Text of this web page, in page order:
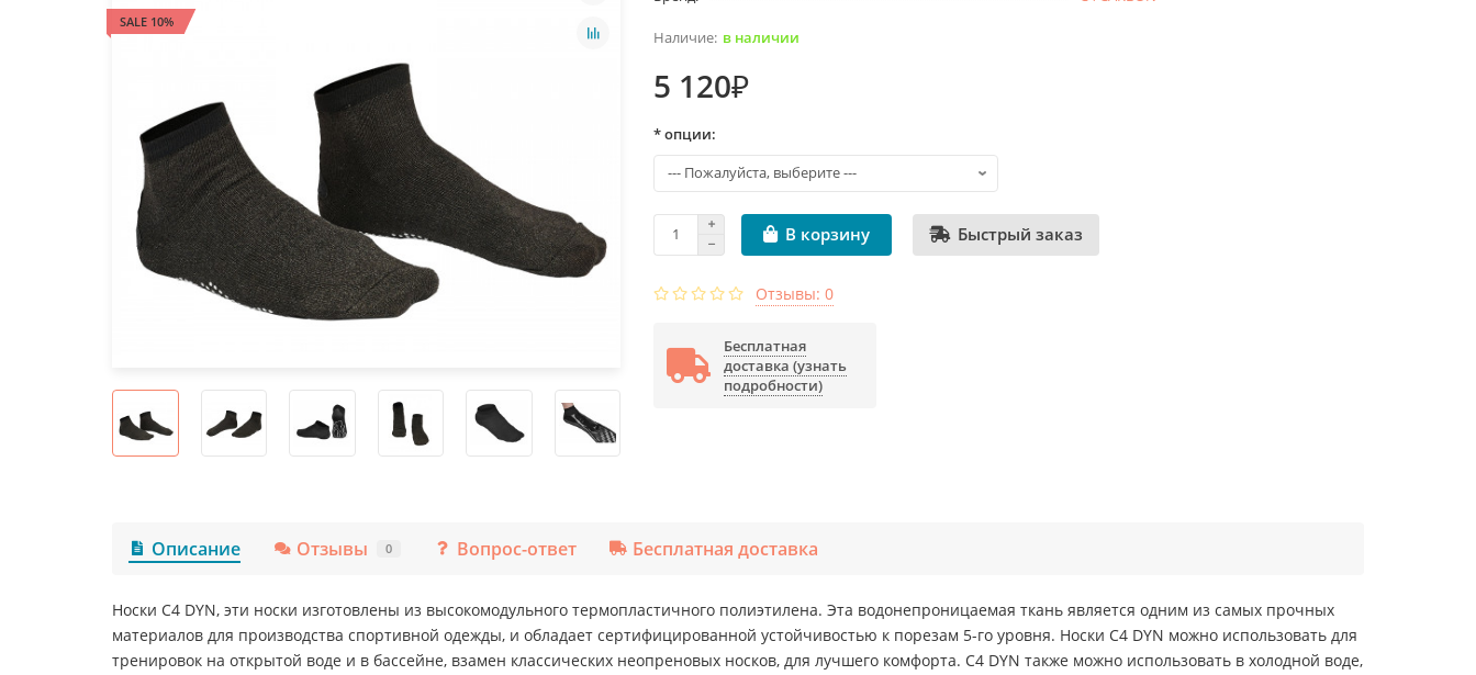
SALE 10%
в наличии
5 120₽
* опции:
В корзину Быстрый заказ
Отзывы: 0
Бесплатная
доставка (узнать
подробности)
Описание Отзывы 0 Вопрос-ответ Бесплатная доставка
Носки C4 DYN, эти носки изготовлены из высокомодульного термопластичного полиэтилена. Эта водонепроницаемая ткань является одним из самых прочных
материалов для производства спортивной одежды, и обладает сертифицированной устойчивостью к порезам 5-го уровня. Носки C4 DYN можно использовать для
тренировок на открытой воде и в бассейне, взамен классических неопреновых носков, для лучшего комфорта. C4 DYN также можно использовать в холодной воде,